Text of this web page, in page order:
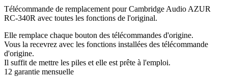
Télécommande de remplacement pourCambridge Audio AZUR
RC-340R avec toutes les fonctions de l'original.
Elle remplace chaque bouton des télécommandes d'origine.
Vous la recevrez avec les fonctions installées des télécommande
d'origine.
Il suffit de mettre les piles et elle est prête à l'emploi.
12 garantie mensuelle